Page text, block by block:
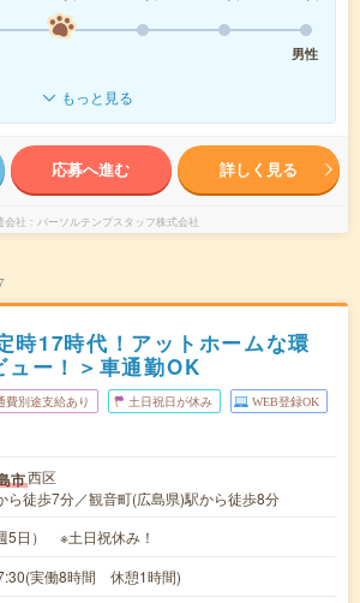
男性
もっと見る
応募へ進む 詳しく見る
会社 パーソルテンプスタッフ株式会社
時17時代！アットホームな環
ュー！＞車通勤OK
費別途支給あり 土日祝日が休み WEB登録OK
市西区
ら徒歩7分／観音町(広島県)駅から徒歩8分
5日） ※土日祝休み！
実働8時間 休憩1時間)